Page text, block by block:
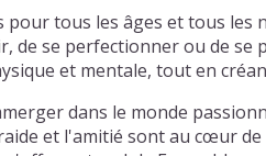
tous les âges et tous les
de se perfectionner ou de se
et mentale, tout en
dans le monde
et l'amitié sont au cœur